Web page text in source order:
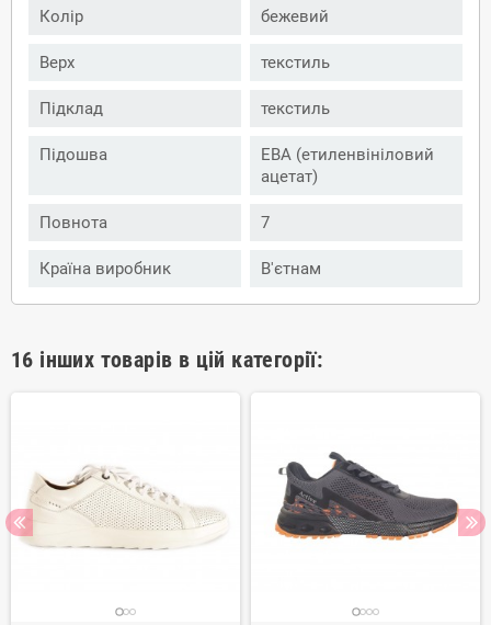
Колір бежевий
Верх текстиль
Підклад текстиль
Підошва
ЕВА (етиленвініловий
ацетат)
Повнота 7
Країна виробник В'єтнам
16 інших товарів в цій категорії: